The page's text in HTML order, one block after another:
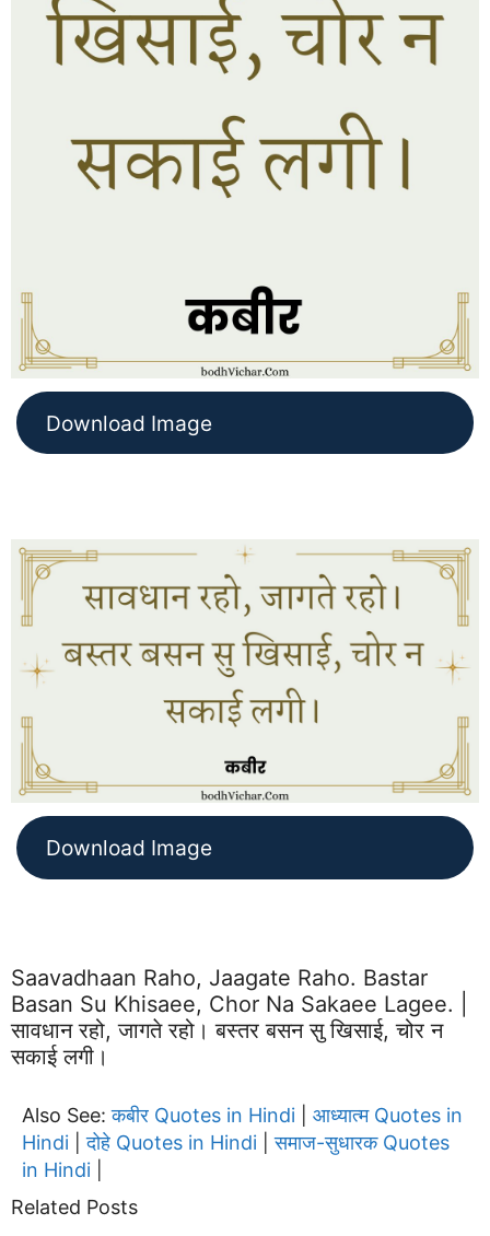
Download Image
Download Image
Saavadhaan Raho, Jaagate Raho. Bastar
Basan Su Khisaee, Chor Na Sakaee Lagee. |
सावधान रहो, जागते रहो। बस्तर बसन सु खिसाई, चोर न
सकाई लगी।
Also See:कबीर Quotes in Hindi
आध्यात्म Quotes in
Hindi |दोहे Quotes in Hindi |समाज-सुधारक Quotes
in Hindi
Related Posts